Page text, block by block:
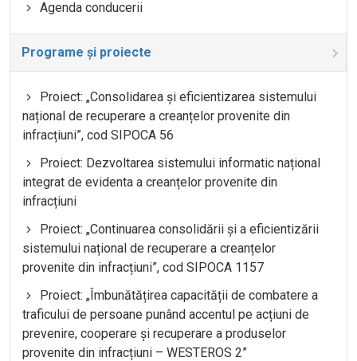
Agenda conducerii
Programe și proiecte
Proiect: „Consolidarea și eficientizarea sistemului
național de recuperare a creanțelor provenite din
infracțiuni”, cod SIPOCA 56
Proiect: Dezvoltarea sistemului informatic național
integrat de evidenta a creanțelor provenite din
infracțiuni
Proiect: „Continuarea consolidării și a eficientizării
sistemului național de recuperare a creanțelor
provenite din infracțiuni”, cod SIPOCA 1157
Proiect: „Îmbunătățirea capacității de combatere a
traficului de persoane punând accentul pe acțiuni de
prevenire, cooperare și recuperare a produselor
provenite din infracțiuni – WESTEROS 2”